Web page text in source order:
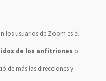
los usuarios de Zoom es el
de los anfitriones o
de más las direcciones y